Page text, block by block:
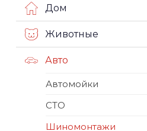
Дом
Животные
Авто
Автомойки
СТО
Шиномонтажи